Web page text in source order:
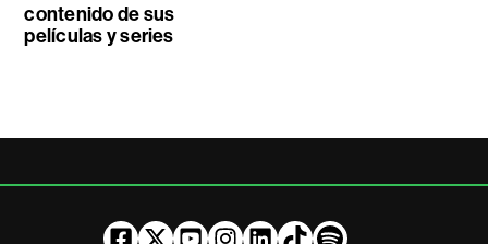
contenido de sus
películas y series